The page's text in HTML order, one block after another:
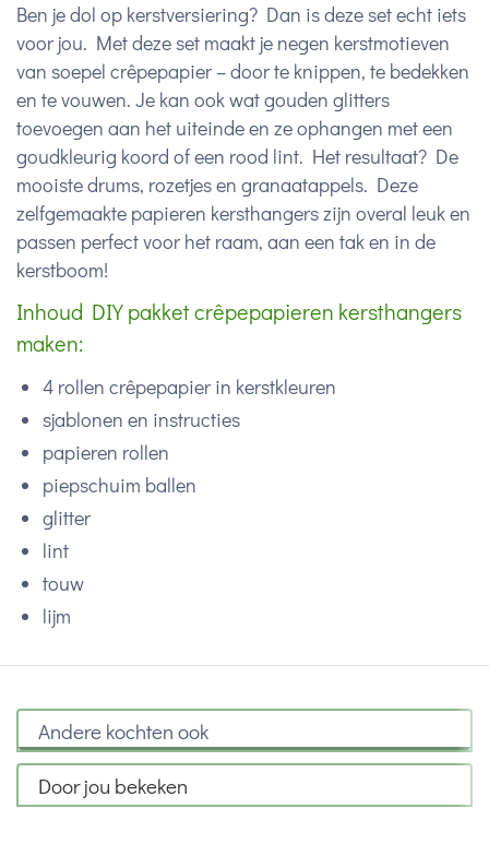
Ben je dol op kerstversiering? Dan is deze set echt iets
voor jou. Met deze set maakt je negen kerstmotieven
van soepel crêpepapier – door te knippen, te bedekken
en te vouwen. Je kan ook wat gouden glitters
toevoegen aan het uiteinde en ze ophangen met een
goudkleurig koord of een rood lint. Het resultaat? De
mooiste drums, rozetjes en granaatappels. Deze
zelfgemaakte papieren kersthangers zijn overal leuk en
passen perfect voor het raam, aan een tak en in de
kerstboom!
Inhoud DIY pakket crêpepapieren kersthangers
maken:
4 rollen crêpepapier in kerstkleuren
sjablonen en instructies
papieren rollen
piepschuim ballen
glitter
lint
touw
lijm
Andere kochten ook
Door jou bekeken